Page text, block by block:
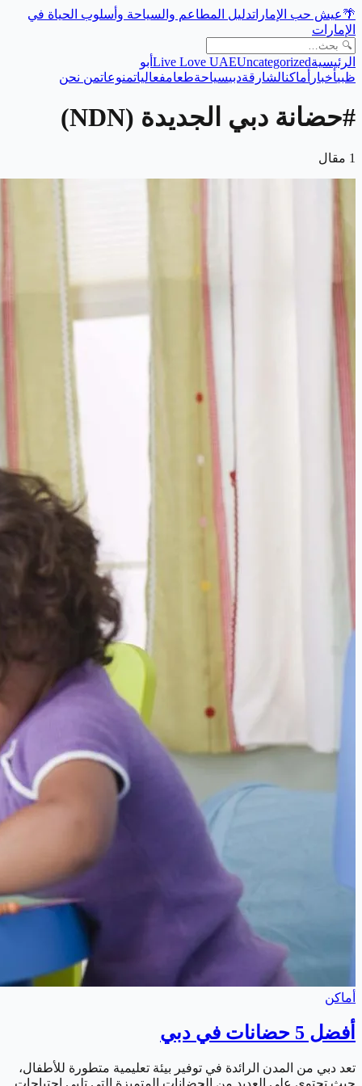
🌴عيش حب الإماراتدليل المطاعم والسياحة وأسلوب الحياة في
الإمارات
الرئيسية Live Love UAEUncategorized
أبو
ظبيأخبار أماكنالشارقةدبيسياحةطعامفعالياتمنوعاتمن نحن
#حضانة دبي الجديدة (NDN)
1 مقال
أماكن
أفضل 5 حضانات في دبي
تعد دبي من المدن الرائدة في توفير بيئة تعليمية متطورة للأطفال،
حيث تحتوي على العديد من الحضانات المتميزة التي تلبي احتياجات